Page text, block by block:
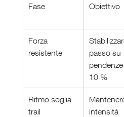
Fase Obiettivo
Forza
resistente
passo su
10 %
Ritmo soglia
trail
intensità